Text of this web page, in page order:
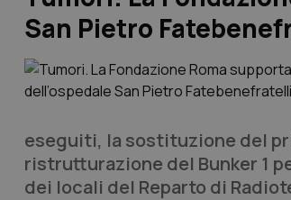
San Pietro
eseguiti, la sostituzione del
ristrutturazione del Bunker 1
dei locali del Reparto di